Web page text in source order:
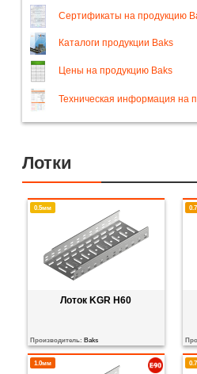
Сертификаты на продукцию
Каталоги продукции Baks
Цены на продукцию Baks
Техническая информация на
Лотки
0.5мм
Лоток KGR H60
Производитель: Baks
1.0мм